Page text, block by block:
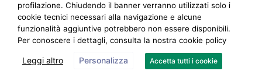
Social Media Policy
profilazione. Chiudendo il banner verranno utilizzati solo i
cookie tecnici necessari alla navigazione e alcune
funzionalità aggiuntive potrebbero non essere disponibili.
Per conoscere i dettagli, consulta la nostra cookie policy
Leggi altro Personalizza Accetta tutti i cookie